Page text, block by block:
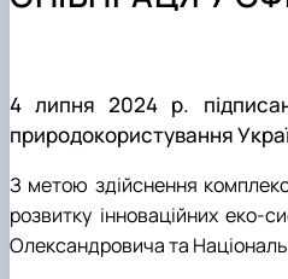
Нормативні документи
Практичне навчання
Скринька довіри
Академічна
Роботодавці
Наукові гуртки
Співпраця у навчальній,
4 липня 2024 р.
природокористування
З метою здійснення
розвитку інноваційних
Олександровича та